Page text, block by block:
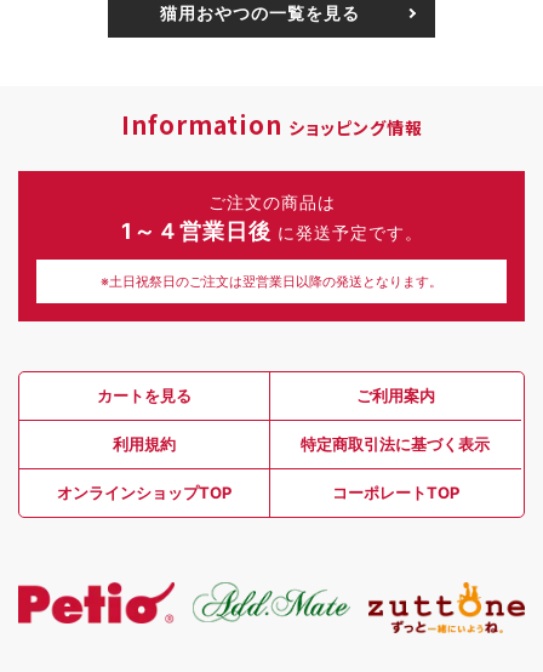
猫用おやつの一覧を見る
Information ショッピング情報
ご注文の商品は
1～４営業日後 に発送予定です。
※土日祝祭日のご注文は翌営業日以降の発送となります。
カートを見る ご利用案内
利用規約 特定商取引法に基づく表示
オンラインショップTOP コーポレートTOP